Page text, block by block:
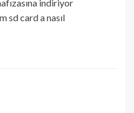
indiriyor
sd card a nasıl